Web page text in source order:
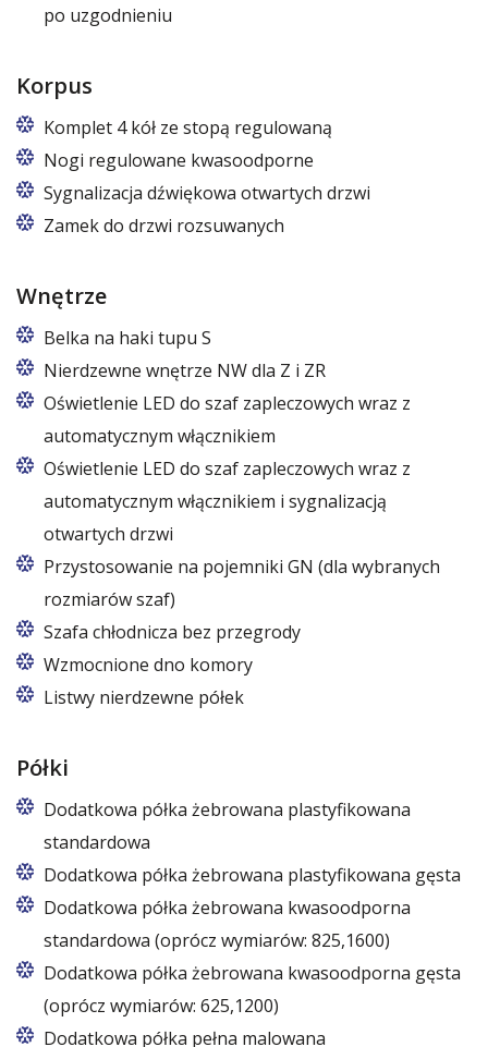
po uzgodnieniu
Korpus
Komplet 4 kół ze stopą regulowaną
Cztery koła obrotowe, w tym dwa z hamulcem.
Nogi regulowane kwasoodporne
Nogi z regulacją w zakresie 87 – 97 mm
Sygnalizacja dźwiękowa otwartych drzwi
Zamek do drzwi rozsuwanych
Wnętrze
Belka na haki tupu S
Cena dotyczy jednej belki w jednej komorze szafy
Nierdzewne wnętrze NW dla Z i ZR
Oświetlenie LED do szaf zapleczowych wraz z
automatycznym włącznikiem
Oświetlenie LED do szaf zapleczowych wraz z
automatycznym włącznikiem i sygnalizacją
otwartych drzwi
Przystosowanie na pojemniki GN (dla wybranych
rozmiarów szaf)
Dotyczy modeli szaf Z/825 i Z/1600 (bez
wentylatora); komplet półek 5/10 szt. jest
wymieniany na 10/20 kompletów prowadnic.
Szafa chłodnicza bez przegrody
Wzmocnione dno komory
Listwy nierdzewne półek
Półki
Dodatkowa półka żebrowana plastyfikowana
standardowa
Dodatkowa półka żebrowana plastyfikowana gęsta
Dodatkowa półka żebrowana kwasoodporna
standardowa (oprócz wymiarów: 825,1600)
Dodatkowa półka żebrowana kwasoodporna gęsta
(oprócz wymiarów: 625,1200)
Dodatkowa półka pełna malowana